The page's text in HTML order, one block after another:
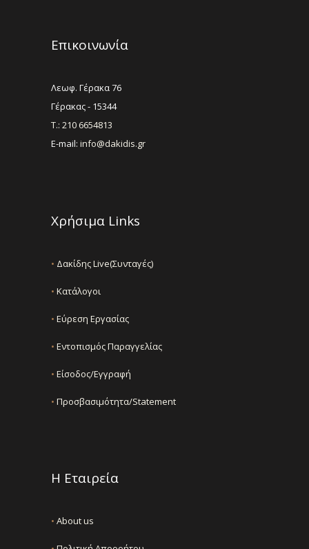
Επικοινωνία
Λεωφ. Γέρακα 76
Γέρακας - 15344
Τ.: 210 6654813
E-mail: info@dakidis.gr
Χρήσιμα Links
• Δακίδης Live(Συνταγές)
• Κατάλογοι
• Εύρεση Εργασίας
• Εντοπισμός Παραγγελίας
• Είσοδος/Εγγραφή
• Προσβασιμότητα/Statement
Η Εταιρεία
• About us